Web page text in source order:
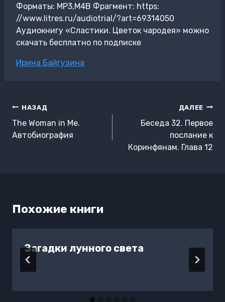
Форматы: MP3,M4B Фрагмент: https:
//www.litres.ru/audiotrial/?art=69314050
Аудиокнигу «Сластики. Цветок чародея» можно
скачать бесплатно по подписке
Метки
Ирина Байгузина
Навигация
по
записям
НАЗАД
The Woman in Me.
Автобиография
ДАЛЕЕ
Беседа 32. Первое
послание к
Коринфянам. Глава 12
Похожие книги
Загадки лунного света